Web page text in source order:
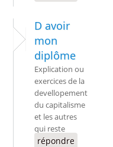
D avoir
mon
diplôme
Explication ou
exercices de la
devellopement
du capitalisme
et les autres
qui reste
répondre